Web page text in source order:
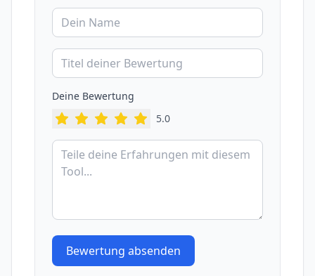
Deine Bewertung
5.0
Bewertung absenden